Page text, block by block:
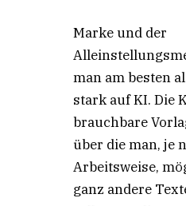
Marke und der
man am besten
stark auf KI. Die
brauchbare
über die man, je
Arbeitsweise,
ganz andere